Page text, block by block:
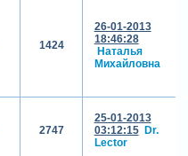
1424
26-01-2013
18:46:28
Наталья
Михайловна
2747
25-01-2013
03:12:15 Dr.
Lector